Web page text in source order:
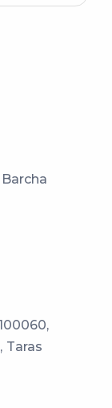
Barcha
Taras